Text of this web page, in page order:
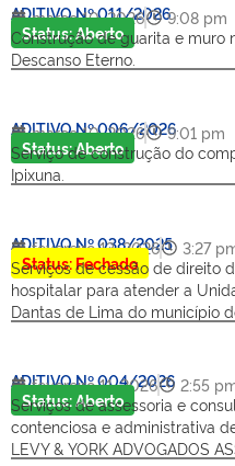
ADITIVO Nº 011/2026
março 10, 2026 9:08 pm
Status: Aberto
Construção de guarita e muro
Descanso Eterno.
ADITIVO Nº 006/2026
março 10, 2026 9:01 pm
Status: Aberto
Serviço de construção do
Ipixuna.
ADITIVO Nº 038/2025
fevereiro 13, 2026 3:27
Status: Fechado
Serviços de cessão de direito
hospitalar para atender a
Dantas de Lima do município
ADITIVO Nº 004/2026
fevereiro 11, 2026 2:55
Status: Aberto
Serviços de assessoria e
contenciosa e administrativa
LEVY & YORK ADVOGADOS